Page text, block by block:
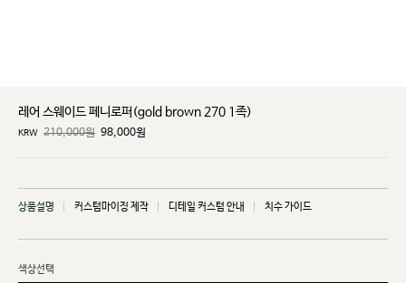
레어 스웨이드 페니로퍼(gold brown 270 1족)
KRW 210,000원 98,000원
상품설명 커스텀마이징 제작 디테일 커스텀 안내 치수 가이드
색상선택